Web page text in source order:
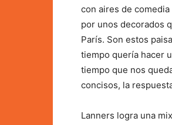
con aires de
por unos decorados
París. Son estos
tiempo quería hacer
tiempo que nos
concisos, la
Lanners logra una